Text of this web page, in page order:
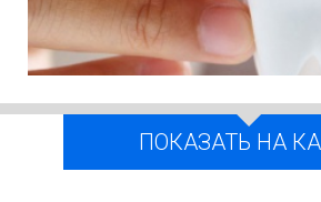
ПОКАЗАТЬ НА